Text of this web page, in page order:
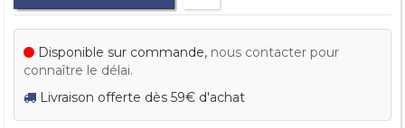
Disponible sur commande, nous contacter pour
connaître le délai.
Livraison offerte dès 59€ d'achat